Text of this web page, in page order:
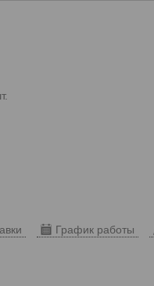
График работы